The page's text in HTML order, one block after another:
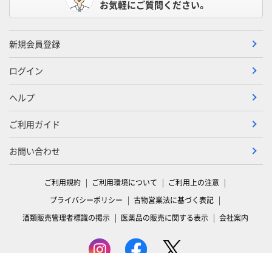
お気軽にご質問ください。
新規会員登録
ログイン
ヘルプ
ご利用ガイド
お問い合わせ
ご利用規約 ご利用環境について
ご利用上の注意
プライバシーポリシー
古物営業法に基づく表記
酒類販売管理者標識の掲示
医薬品の販売に関する表示 会社案内